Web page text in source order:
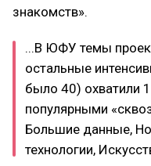
знакомств».
...В ЮФУ темы
остальные
было 40) охватили
популярными
Большие данные,
технологии,